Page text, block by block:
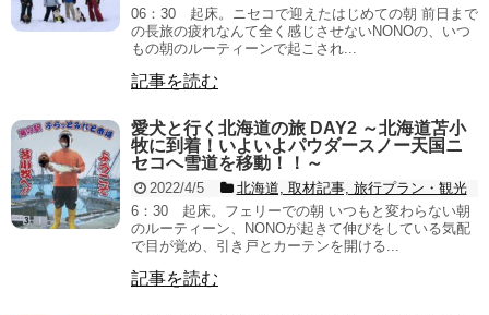
06：30 起床。ニセコで迎えたはじめての朝 前日まで
の長旅の疲れなんて全く感じさせないNONOの、いつ
もの朝のルーティーンで起こされ...
記事を読む
愛犬と行く北海道の旅 DAY2 ～北海道苫小
牧に到着！いよいよパウダースノー天国ニ
セコへ雪道を移動！！～
2022/4/5
北海道, 取材記事, 旅行プラン・観光
6：30 起床。フェリーでの朝 いつもと変わらない朝
のルーティーン、NONOが起きて伸びをしている気配
で目が覚め、引き戸とカーテンを開ける...
記事を読む